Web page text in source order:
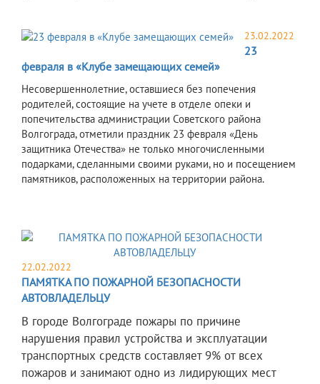
23.02.2022
​23
февраля в «Клубе замещающих семей»
Несовершеннолетние, оставшиеся без попечения
родителей, состоящие на учете в отделе опеки и
попечительства администрации Советского района
Волгограда, отметили праздник 23 февраля «День
защитника Отечества» не только многочисленными
подарками, сделанными своими руками, но и посещением
памятников, расположенных на территории района.
22.02.2022
ПАМЯТКА ПО ПОЖАРНОЙ БЕЗОПАСНОСТИ
АВТОВЛАДЕЛЬЦУ
​В городе Волгограде пожары по причине
нарушения правил устройства и эксплуатации
транспортных средств составляет 9% от всех
пожаров и занимают одно из лидирующих мест